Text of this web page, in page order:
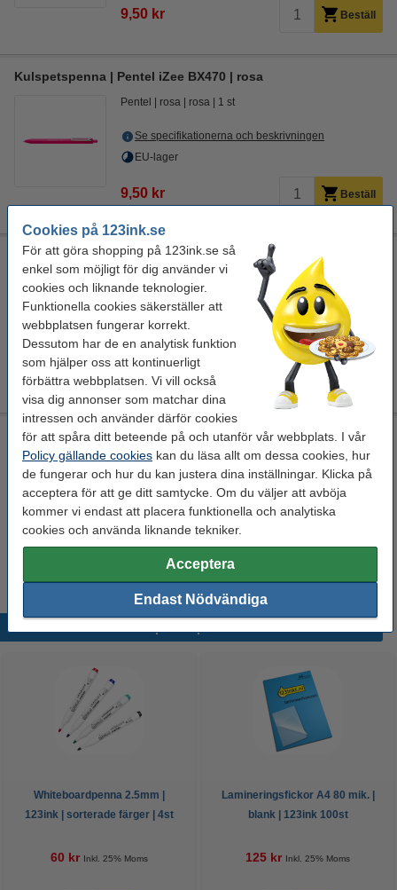
Cookies på 123ink.se
För att göra shopping på 123ink.se så
enkel som möjligt för dig använder vi
cookies och liknande teknologier.
Funktionella cookies säkerställer att
webbplatsen fungerar korrekt.
Dessutom har de en analytisk funktion
som hjälper oss att kontinuerligt
förbättra webbplatsen. Vi vill också
visa dig annonser som matchar dina
intressen och använder därför cookies
för att spåra ditt beteende på och utanför vår webbplats. I vår
Policy gällande cookies kan du läsa allt om dessa cookies, hur
de fungerar och hur du kan justera dina inställningar. Klicka på
acceptera för att ge ditt samtycke. Om du väljer att avböja
kommer vi endast att placera funktionella och analytiska
cookies och använda liknande tekniker.
Acceptera
Endast Nödvändiga
9,50 kr Beställ
Kulspetspenna | Pentel iZee BX470 | rosa
Pentel rosa rosa 1 st
Se specifikationerna och beskrivningen
EU-lager
9,50 kr Beställ
Kulspetspenna | Pentel iZee BX470 | ljusblå
Pentel ljusblå
Se specifikationerna och beskrivningen
EU-lager
Kulspetspenna | Pentel iZee BX470 | violett
Pentel violett violett 1 st
Se specifikationerna och beskrivningen
EU-lager
9,50 kr
Whiteboardpenna 2.5mm |
123ink | sorterade färger | 4st
60 kr Inkl. 25% Moms
Lamineringsfickor A4 80 mik. |
blank | 123ink 100st
125 kr Inkl. 25% Moms